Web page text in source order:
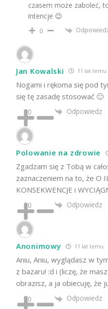
czasem może zaboleć,
intencje 😉
0
Jan Kowalski 11 lat temu
Nogami i rękoma się pod
się tę zasadę stosować 🙂
0 Odpowiedz
Polowanie na zdrowie
Zgadzam się z Tobą w
zaznaczeniem na to, że O
KONSEKWENCJE i
0 Odpowiedz
Anonimowy 11 lat temu
Aniu, Aniu, wyglądasz w
z bazaru! :d i (liczę, że
obrazisz, a ja obiecuję, że
0 Odpowiedz